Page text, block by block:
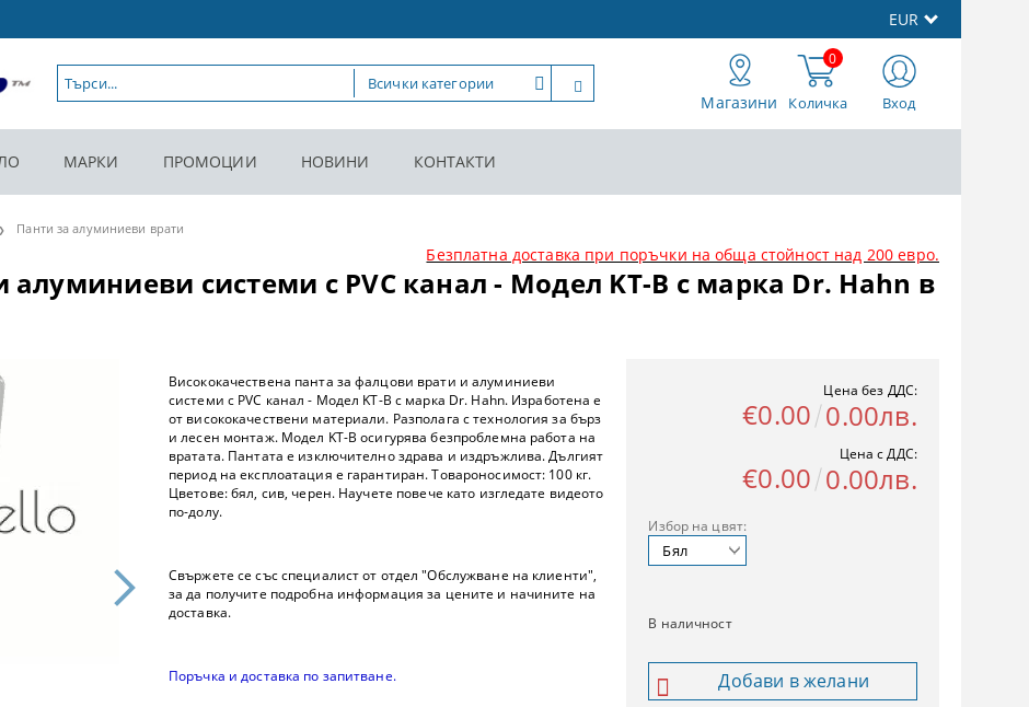
EUR
Магазини Количка
0
Вход
МАРКИ ПРОМОЦИИ НОВИНИ КОНТАКТИ
Панти за алуминиеви врати
Безплатна доставка при поръчки на обща стойност над 200 евро.
системи с PVC канал - Модел KT-B с марка Dr. Hahn в
Висококачествена панта за фалцови врати и алуминиеви
системи с PVC канал - Модел KT-B с марка Dr. Hahn. Изработена е
от висококачествени материали. Разполага с технология за бърз
и лесен монтаж. Модел KT-B осигурява безпроблемна работа на
вратата. Пантата е изключително здрава и издръжлива. Дългият
период на експлоатация е гарантиран. Товароносимост: 100 кг.
Цветове: бял, сив, черен. Научете повече като изгледате видеото
по-долу.
Свържете се със специалист от отдел "Обслужване на клиенти",
за да получите подробна информация за цените и начините на
доставка.
Поръчка и доставка по запитване.
Цена без ДДС:
€0.00 0.00лв.
Цена с ДДС:
€0.00 0.00лв.
Избор на цвят:
В наличност
Добави в желани